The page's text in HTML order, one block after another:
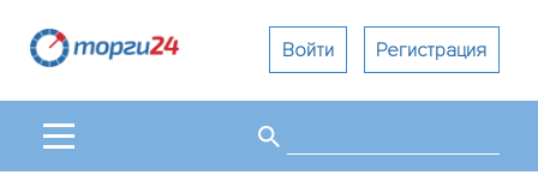
Войти Регистрация
Форма поиска